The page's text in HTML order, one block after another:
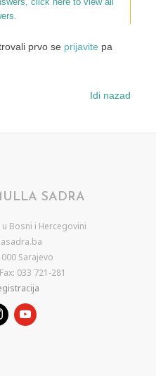
prvo se prijavite pa
Idi nazad
SADRA
Bosni i Hercegovini
Sarajevo
033 721-281